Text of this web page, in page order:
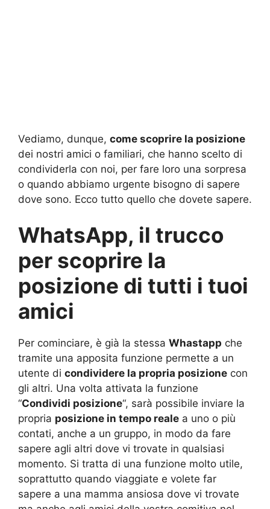
Vediamo, dunque, come scoprire la posizione
dei nostri amici o familiari, che hanno scelto di
condividerla con noi, per fare loro una sorpresa
o quando abbiamo urgente bisogno di sapere
dove sono. Ecco tutto quello che dovete sapere.
WhatsApp, il trucco
per scoprire la
posizione di tutti i tuoi
amici
Per cominciare, è già la stessa Whastapp che
tramite una apposita funzione permette a un
utente di condividere la propria posizione con
gli altri. Una volta attivata la funzione
“Condividi posizione“, sarà possibile inviare la
propria posizione in tempo reale a uno o più
contati, anche a un gruppo, in modo da fare
sapere agli altri dove vi trovate in qualsiasi
momento. Si tratta di una funzione molto utile,
soprattutto quando viaggiate e volete far
sapere a una mamma ansiosa dove vi trovate